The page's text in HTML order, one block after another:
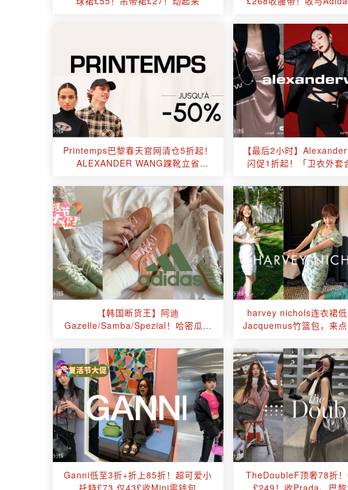
Printemps巴黎春天官网清仓5折起！
ALEXANDER WANG踝靴立省
【最后2小时】
闪促1折起！「卫衣外套
【韩国断货王】阿迪
Gazelle/Samba/Spezial！哈密瓜色
harvey nichols连衣裙
Jacquemus竹篮包，来点
Ganni低至3折+折上85折！超可爱小
TheDoubleF顶奢78折